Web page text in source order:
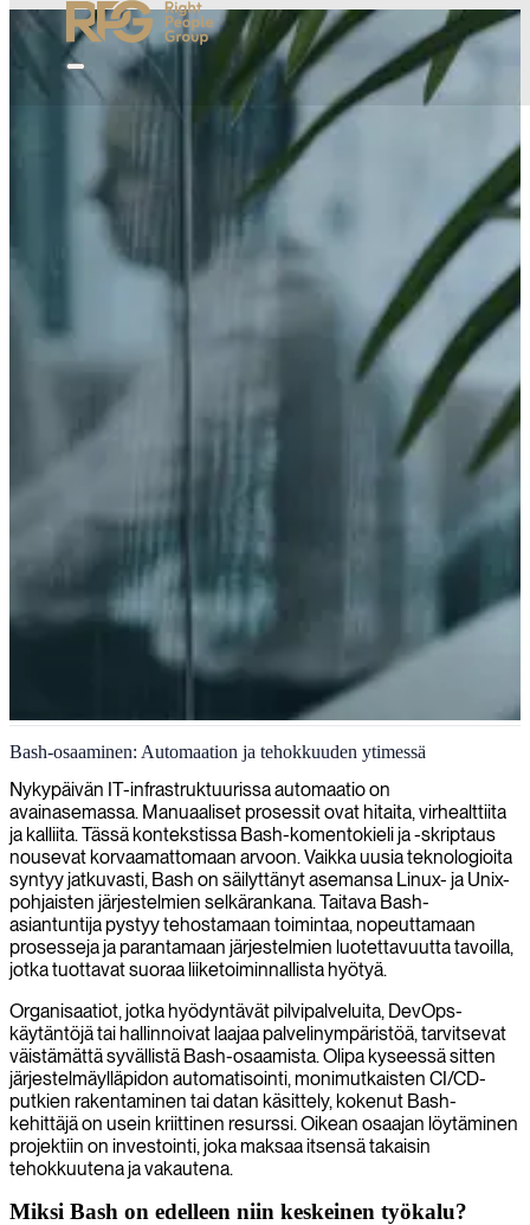
Bash-skriptaus ja automaatio
Toimitamme taitavia Bash-kehittäjiä, jotka automatisoivat tehtäviä,
optimoivat työnkulkuja ja rakentavat vankkoja komentorivityökaluja
sujuvaa järjestelmien toimintaa varten.
Bash-osaaminen: Automaation ja tehokkuuden ytimessä
Nykypäivän IT-infrastruktuurissa automaatio on
avainasemassa. Manuaaliset prosessit ovat hitaita, virhealttiita
ja kalliita. Tässä kontekstissa Bash-komentokieli ja -skriptaus
nousevat korvaamattomaan arvoon. Vaikka uusia teknologioita
syntyy jatkuvasti, Bash on säilyttänyt asemansa Linux- ja Unix-
pohjaisten järjestelmien selkärankana. Taitava Bash-
asiantuntija pystyy tehostamaan toimintaa, nopeuttamaan
prosesseja ja parantamaan järjestelmien luotettavuutta tavoilla,
jotka tuottavat suoraa liiketoiminnallista hyötyä.
Organisaatiot, jotka hyödyntävät pilvipalveluita, DevOps-
käytäntöjä tai hallinnoivat laajaa palvelinympäristöä, tarvitsevat
väistämättä syvällistä Bash-osaamista. Olipa kyseessä sitten
järjestelmäylläpidon automatisointi, monimutkaisten CI/CD-
putkien rakentaminen tai datan käsittely, kokenut Bash-
kehittäjä on usein kriittinen resurssi. Oikean osaajan löytäminen
projektiin on investointi, joka maksaa itsensä takaisin
tehokkuutena ja vakautena.
Miksi Bash on edelleen niin keskeinen työkalu?